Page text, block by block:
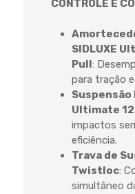
CONTROLE E
SIDLUXE
Pull:
para tração
Suspensão
Ultimate
impactos
eficiência.
Trava de
Twistloc:
simultâneo